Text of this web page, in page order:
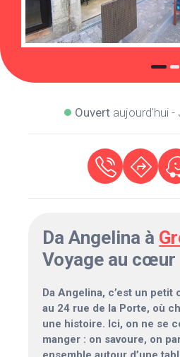
Ouvertaujourd'hui -
Da Angelina à
Voyage au cœur
Da Angelina, c’est un petit
au 24 rue de la Porte, où
une histoire. Ici, on ne se
manger : on savoure, on